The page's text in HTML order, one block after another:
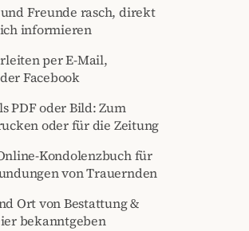
Freunde rasch, direkt
informieren
per E-Mail,
Facebook
PDF oder Bild: Zum
oder für die Zeitung
Kondolenzbuch für
von Trauernden
Ort von Bestattung &
bekanntgeben